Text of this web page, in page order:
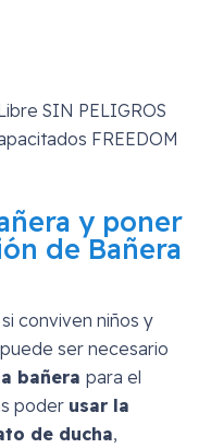
y poner
de Bañera
conviven niños y
ser necesario
bañera para el
poder usar la
de ducha,